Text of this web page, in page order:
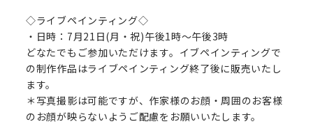
◇ライブペインティング◇
・日時：7月21日(月・祝)午後1時～午後3時
どなたでもご参加いただけます。イブペインティングで
の制作作品はライブペインティング終了後に販売いたし
ます。
＊写真撮影は可能ですが、作家様のお顔・周囲のお客様
のお顔が映らないようご配慮をお願いいたします。